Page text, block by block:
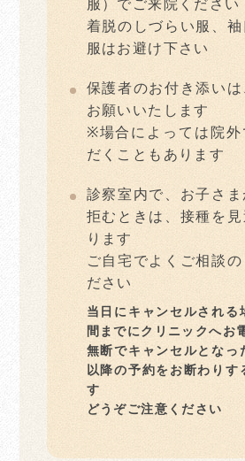
服）でご来院ください
着脱のしづらい服、
服はお避け下さい
保護者のお付き添い
お願いいたします
※場合によっては院外
だくこともあります
診察室内で、お子さま
拒むときは、接種を
ります
ご自宅でよくご相談の
ださい
当日にキャンセルされる
間までにクリニックへお
無断でキャンセルとなっ
以降の予約をお断わりす
す
どうぞご注意ください